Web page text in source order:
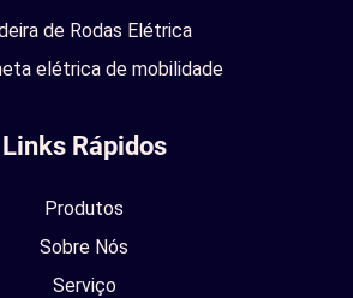
de Rodas Elétrica
elétrica de mobilidade
Links Rápidos
Produtos
Sobre Nós
Serviço